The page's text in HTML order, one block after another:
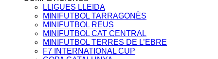
LLIGUES LLEIDA
MINIFUTBOL TARRAGONÈS
MINIFUTBOL REUS
MINIFUTBOL CAT CENTRAL
MINIFUTBOL TERRES DE L’EBRE
F7 INTERNATIONAL CUP